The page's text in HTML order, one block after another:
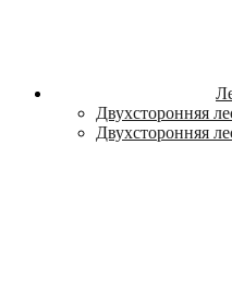
Двухсторонняя
Двухсторонняя